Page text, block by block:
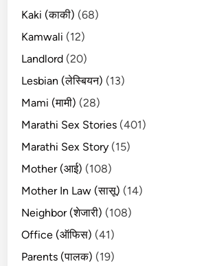
Kaki (काकी) (68)
Kamwali (12)
Landlord (20)
Lesbian (लेस्बियन) (13)
Mami (मामी) (28)
Marathi Sex Stories (401)
Marathi Sex Story (15)
Mother (आई) (108)
Mother In Law (सासू) (14)
Neighbor (शेजारी) (108)
Office (ऑफिस) (41)
Parents (पालक) (19)